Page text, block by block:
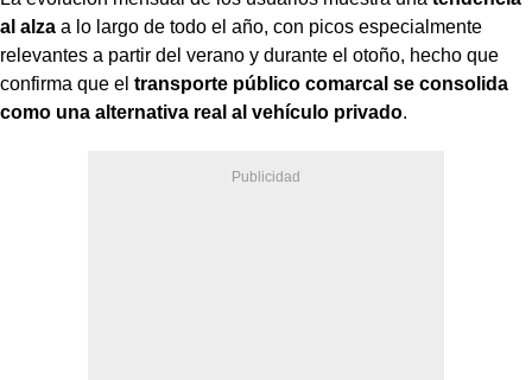
al alza a lo largo de todo el año, con picos especialmente
relevantes a partir del verano y durante el otoño, hecho que
confirma que el transporte público comarcal se consolida
como una alternativa real al vehículo privado.